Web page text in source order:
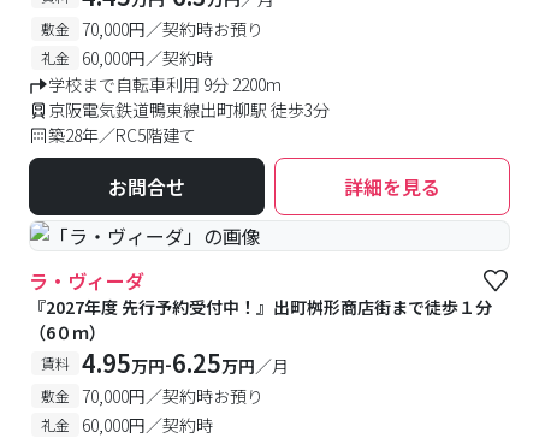
敷金 70,000円／契約時お預り
礼金
60,000円／契約時
学校まで自転車利用 9分 2200m
京阪電気鉄道鴨東線出町柳駅 徒歩3分
築28年／RC5階建て
お問合せ 詳細を見る
ラ・ヴィーダ
『2027年度 先行予約受付中！』出町桝形商店街まで徒歩１分
（6０ｍ）
賃料 4.95万円-6.25万円／月
敷金 70,000円／契約時お預り
礼金
60,000円／契約時